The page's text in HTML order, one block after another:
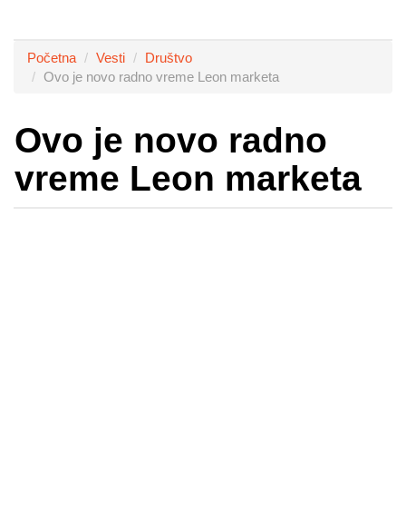
Početna Vesti
Društvo
Ovo je novo radno vreme Leon marketa
Ovo je novo radno
vreme Leon marketa